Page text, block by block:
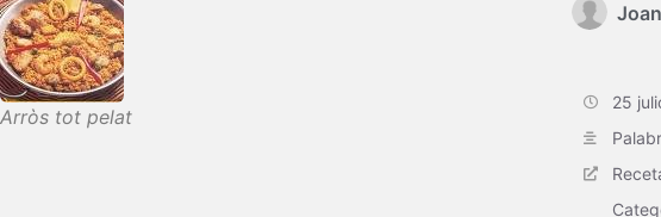
Arròs tot pelat
25